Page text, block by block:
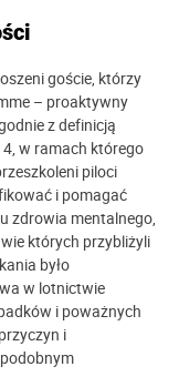
goście, którzy
– proaktywny
z definicją
w ramach którego
piloci
i pomagać
zdrowia mentalnego,
których przybliżyli
było
w lotnictwie
i poważnych
i